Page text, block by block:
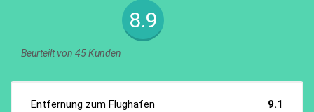
8.9
Beurteilt von 45 Kunden
Entfernung zum Flughafen
9.1